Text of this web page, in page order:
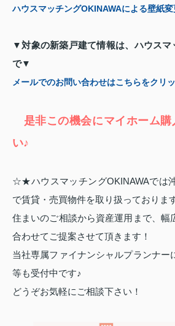
ハウスマッチングOKINAWAによる壁紙
▼対象の新築戸建て情報は、ハウスマ
で▼
メールでのお問い合わせはこちらをクリ
是非この機会にマイホーム
い♪
☆★ハウスマッチングOKINAWAでは
で賃貸・売買物件を取り扱っており
住まいのご相談から資産運用まで、幅
合わせてご提案させて頂きます！
当社専属ファイナンシャルプランナー
等も受付中です♪
どうぞお気軽にご相談下さい！